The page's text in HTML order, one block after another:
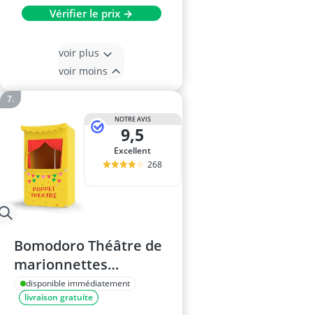
Vérifier le prix →
voir plus
voir moins
NOTRE AVIS
9,5
Excellent
268
Bomodoro Théâtre de
marionnettes
réversible pour
Enfants
disponible immédiatement
livraison gratuite